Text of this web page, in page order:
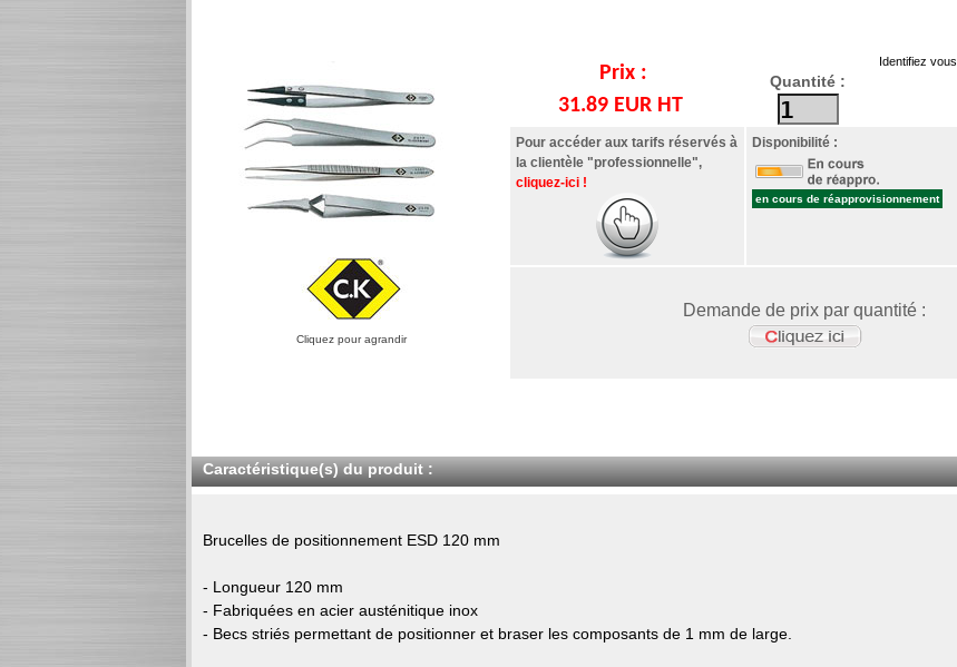
Cliquez pour agrandir
Prix :
31.89 EUR HT
Identifiez vous
Quantité :
Pour accéder aux tarifs réservés à
la clientèle "professionnelle",
cliquez-ici !
Disponibilité :
en cours de réapprovisionnement
Demande de prix par quantité :
Caractéristique(s) du produit :
Brucelles de positionnement ESD 120 mm
- Longueur 120 mm
- Fabriquées en acier austénitique inox
- Becs striés permettant de positionner et braser les composants de 1 mm de large.